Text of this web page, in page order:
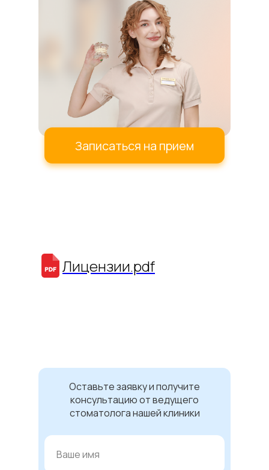
Записаться на прием
Лицензии.pdf
Оставьте заявку и получите
консультацию от ведущего
стоматолога нашей клиники